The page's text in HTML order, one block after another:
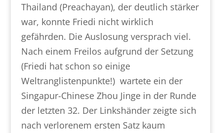
Thailand (Preachayan), der deutlich stärker
war, konnte Friedi nicht wirklich
gefährden. Die Auslosung versprach viel.
Nach einem Freilos aufgrund der Setzung
(Friedi hat schon so einige
Weltranglistenpunkte!) wartete ein der
Singapur-Chinese Zhou Jinge in der Runde
der letzten 32. Der Linkshänder zeigte sich
nach verlorenem ersten Satz kaum